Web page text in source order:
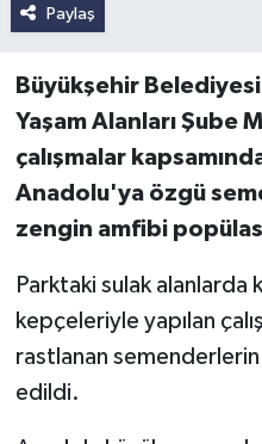
Paylaş
Büyükşehir
Yaşam Alanları Şube
çalışmalar
Anadolu'ya özgü
zengin amfibi
Parktaki sulak alanlarda
kepçeleriyle yapılan
rastlanan semenderlerin
edildi.